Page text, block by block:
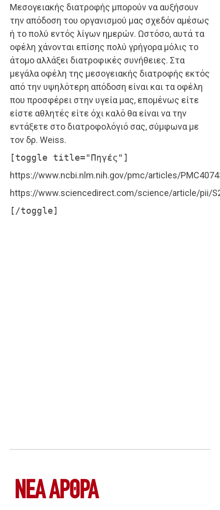
Μεσογειακής διατροφής μπορούν να αυξήσουν
την απόδοση του οργανισμού μας σχεδόν αμέσως
ή το πολύ εντός λίγων ημερών. Ωστόσο, αυτά τα
οφέλη χάνονται επίσης πολύ γρήγορα μόλις το
άτομο αλλάξει διατροφικές συνήθειες. Στα
μεγάλα οφέλη της μεσογειακής διατροφής εκτός
από την υψηλότερη απόδοση είναι και τα οφέλη
που προσφέρει στην υγεία μας, επομένως είτε
είστε αθλητές είτε όχι καλό θα είναι να την
εντάξετε στο διατροφολόγιό σας, σύμφωνα με
τον δρ. Weiss.
[toggle title="Πηγές"]
https://www.ncbi.nlm.nih.gov/pmc/articles/
https://www.sciencedirect.com/science/article/pii/
[/toggle]
ΝΕΑ ΆΡΘΡΑ